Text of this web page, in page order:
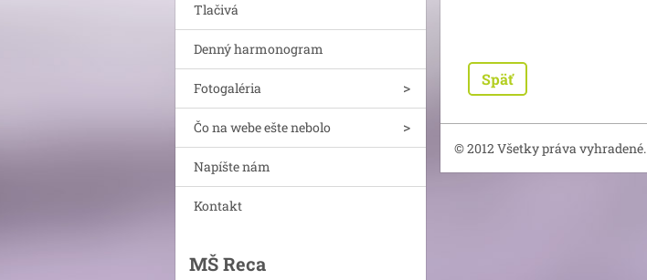
Tlačivá
Denný harmonogram
Fotogaléria
Čo na webe ešte nebolo
Napíšte nám
Kontakt
MŠ Reca
Späť
© 2012 Všetky práva vyhradené.